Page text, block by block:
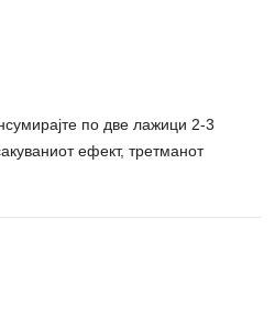
по две лажици 2-3
ефект, третманот